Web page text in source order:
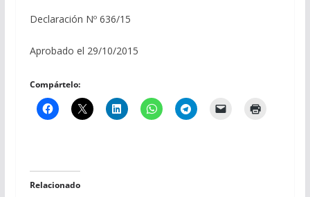
Declaración Nº 636/15
Aprobado el 29/10/2015
Compártelo:
Relacionado